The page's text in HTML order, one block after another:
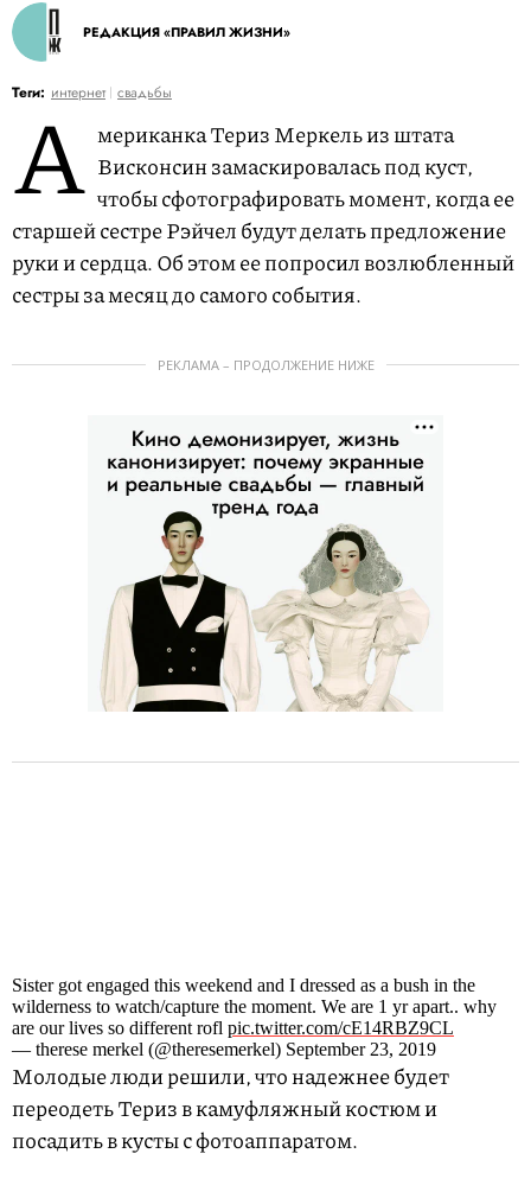
РЕДАКЦИЯ «ПРАВИЛ ЖИЗНИ»
Теги: интернет свадьбы
А мериканка Териз Меркель из штата
Висконсин замаскировалась под куст,
чтобы сфотографировать момент, когда ее
старшей сестре Рэйчел будут делать предложение
руки и сердца. Об этом ее попросил возлюбленный
сестры за месяц до самого события.
РЕКЛАМА – ПРОДОЛЖЕНИЕ НИЖЕ
Sister got engaged this weekend and I dressed as a bush in the
wilderness to watch/capture the moment. We are 1 yr apart.. why
are our lives so different rofl pic.twitter.com/cE14RBZ9CL
— therese merkel (@theresemerkel) September 23, 2019
Молодые люди решили, что надежнее будет
переодеть Териз в камуфляжный костюм и
посадить в кусты с фотоаппаратом.